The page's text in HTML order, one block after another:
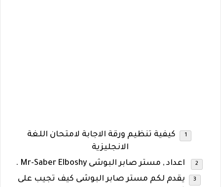
كيفية تنظيم ورقة الاجابة لامتحان اللغة
الانجليزية
اعداد , مستر صابر البوشى Mr-Saber Elboshy .
يقدم لكم مستر صابر البوشى كيف تجيب على